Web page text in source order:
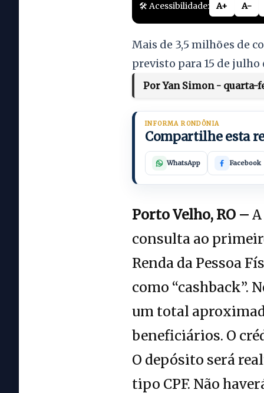
🛠️ Acessibilidade: A+ A-
Mais de 3,5 milhões de
previsto para 15 de
Por Yan Simon - quarta-
INFORMA RONDÔNIA
Compartilhe esta
WhatsApp Facebook
Porto Velho, RO –
consulta ao
Renda da Pessoa
como “cashback”.
um total
beneficiários. O
O depósito será
tipo CPF. Não